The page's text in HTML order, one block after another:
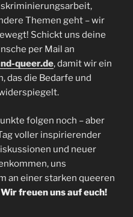
Themen geht – wir
Schickt uns deine
per Mail an
queer.de, damit wir ein
das die Bedarfe und
folgen noch – aber
voller inspirierender
und neuer
uns
an einer starken queeren
Wir freuen uns auf euch!